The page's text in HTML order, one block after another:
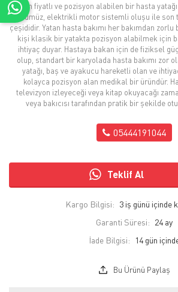
Uygun fiyatlı ve pozisyon alabilen bir hasta
ürünümüz, elektrikli motor sistemli oluşu ile son
çeşididir. Yatan hasta bakımı her bakımdan
kişi klasik bir yatakta pozisyon alabilmek için
ihtiyaç duyar. Hastaya bakan için de fiziksel
olup, standart bir karyolada hasta bakımı zor
yatağı, baş ve ayakucu hareketli olan ve
kolayca pozisyon alan medikal bir üründür.
televizyon izleyeceği veya kitap okuyacağı
veya bakıcısı tarafından pratik bir şekilde
05444191044
Teklif Al
Kargo Bilgisi: 3 iş günü içinde
Garanti Süresi: 24 ay
İade Bilgisi:
Bu Ürünü Paylaş